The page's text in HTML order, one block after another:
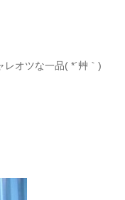
レオツな一品( *´艸｀)